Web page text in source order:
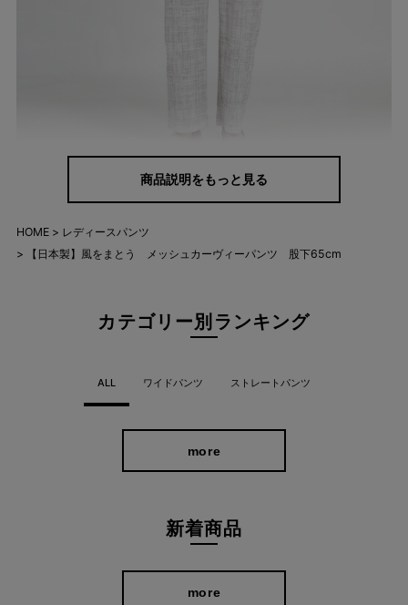
気になるラインを、自然に美しく。
演出。ゆるやかなカーブシルエットが体型を自然にカバーし、ラ
クなのにきれい見えを叶えます。
商品説明をもっと見る
HOME
レディースパンツ
【日本製】風をまとう メッシュカーヴィーパンツ 股下65cm
カテゴリー別ランキング
ALL ワイドパンツ ストレートパンツ
more
新着商品
more